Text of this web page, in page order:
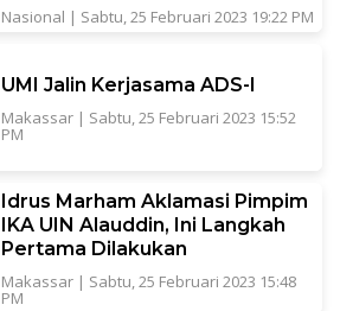
Nasional | Sabtu, 25 Februari 2023 19:22 PM
UMI Jalin Kerjasama ADS-I
Makassar| Sabtu, 25 Februari 2023 15:52
PM
Idrus Marham Aklamasi Pimpim
IKA UIN Alauddin, Ini Langkah
Pertama Dilakukan
Makassar| Sabtu, 25 Februari 2023 15:48
PM